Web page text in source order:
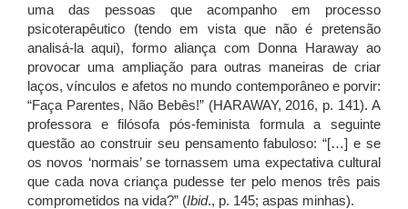
uma das pessoas que acompanho em processo
psicoterapêutico (tendo em vista que não é pretensão
analisá-la aqui), formo aliança com Donna Haraway ao
provocar uma ampliação para outras maneiras de criar
laços, vínculos e afetos no mundo contemporâneo e porvir:
“Faça Parentes, Não Bebês!” (HARAWAY, 2016, p. 141). A
professora e filósofa pós-feminista formula a seguinte
questão ao construir seu pensamento fabuloso: “[…] e se
os novos ‘normais’ se tornassem uma expectativa cultural
que cada nova criança pudesse ter pelo menos três pais
comprometidos na vida?” (Ibid., p. 145; aspas minhas).